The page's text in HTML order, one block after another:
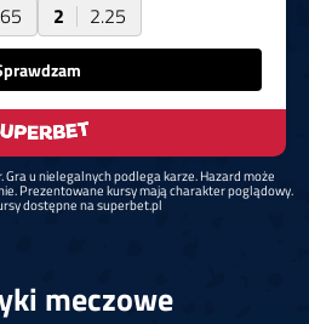
2 2.25
u nielegalnych podlega karze. Hazard może
Prezentowane kursy mają charakter poglądowy.
dostępne na superbet.pl
meczowe